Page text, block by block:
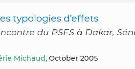
typologies d’effets
du PSES à Dakar,
Michaud, October 2005